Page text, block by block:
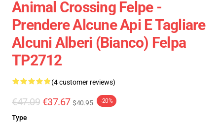
Animal Crossing Felpe -
Prendere Alcune Api E Tagliare
Alcuni Alberi (bianco) Felpa
TP2712
(4 customer reviews)
€47.09 €37.67 $40.95 -20%
Type